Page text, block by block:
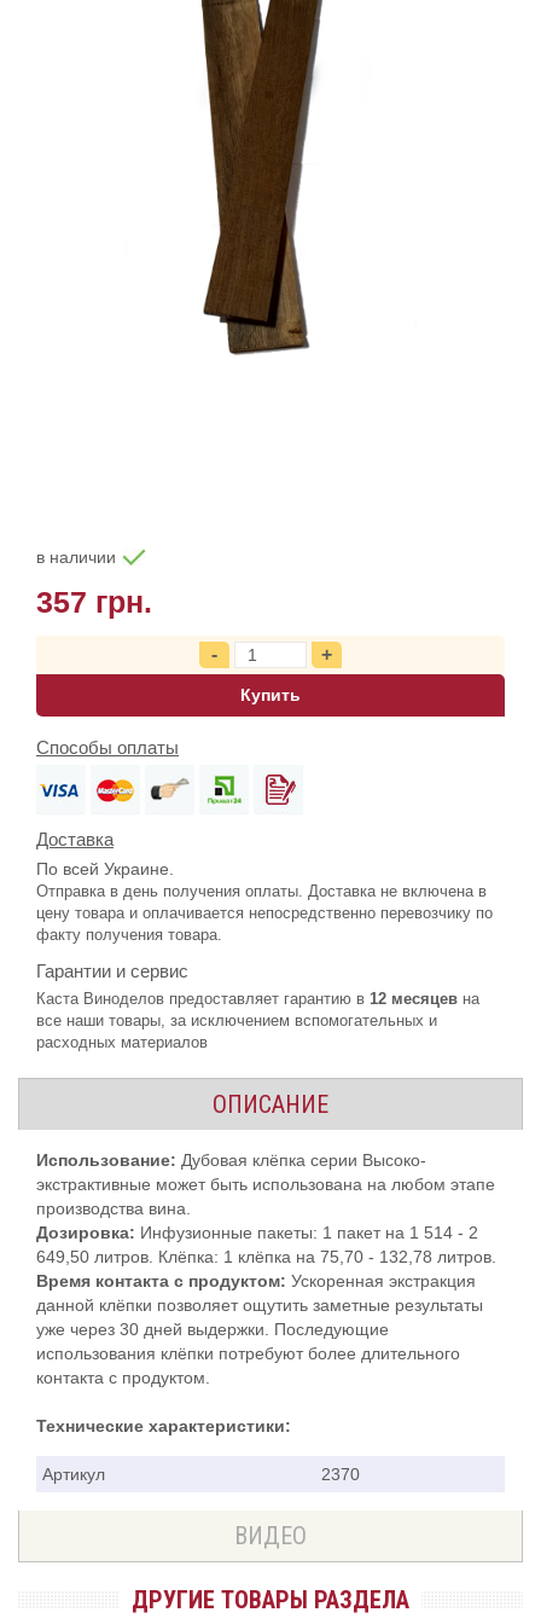
в наличии
357 грн.
Купить
Способы оплаты
Доставка
По всей Украине.
Отправка в день получения оплаты. Доставка не включена в
цену товара и оплачивается непосредственно перевозчику по
факту получения товара.
Гарантии и сервис
Каста Виноделов предоставляет гарантию в 12 месяцев на
все наши товары, за исключением вспомогательных и
расходных материалов
ОПИСАНИЕ
Использование: Дубовая клёпка серии Высоко-
экстрактивные может быть использована на любом этапе
производства вина.
Дозировка: Инфузионные пакеты: 1 пакет на 1 514 - 2
649,50 литров. Клёпка: 1 клёпка на 75,70 - 132,78 литров.
Время контакта с продуктом: Ускоренная экстракция
данной клёпки позволяет ощутить заметные результаты
уже через 30 дней выдержки. Последующие
использования клёпки потребуют более длительного
контакта с продуктом.
Технические характеристики:
Артикул 2370
ВИДЕО
ДРУГИЕ ТОВАРЫ РАЗДЕЛА